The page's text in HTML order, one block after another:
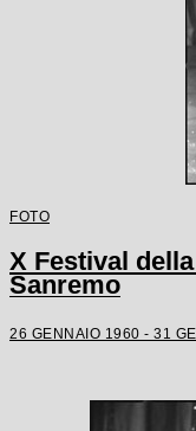
FOTO
X Festival
Sanremo
26 GENNAIO 1960 - 31